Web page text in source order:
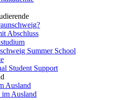
Abschluss
Summer School
Student Support
Ausland
Ausland